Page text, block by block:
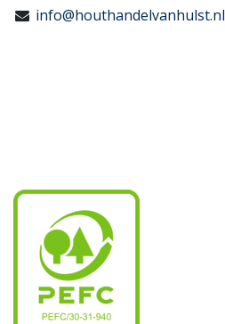
info@houthandelvanhulst.nl